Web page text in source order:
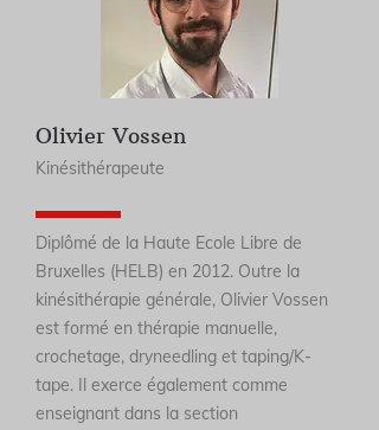
Olivier Vossen
Kinésithérapeute
Diplômé de la Haute Ecole Libre de
Bruxelles (HELB) en 2012. Outre la
kinésithérapie générale, Olivier Vossen
est formé en thérapie manuelle,
crochetage, dryneedling et taping/K-
tape. Il exerce également comme
enseignant dans la section